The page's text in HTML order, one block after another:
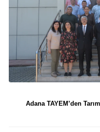
Adana TAYEM’den